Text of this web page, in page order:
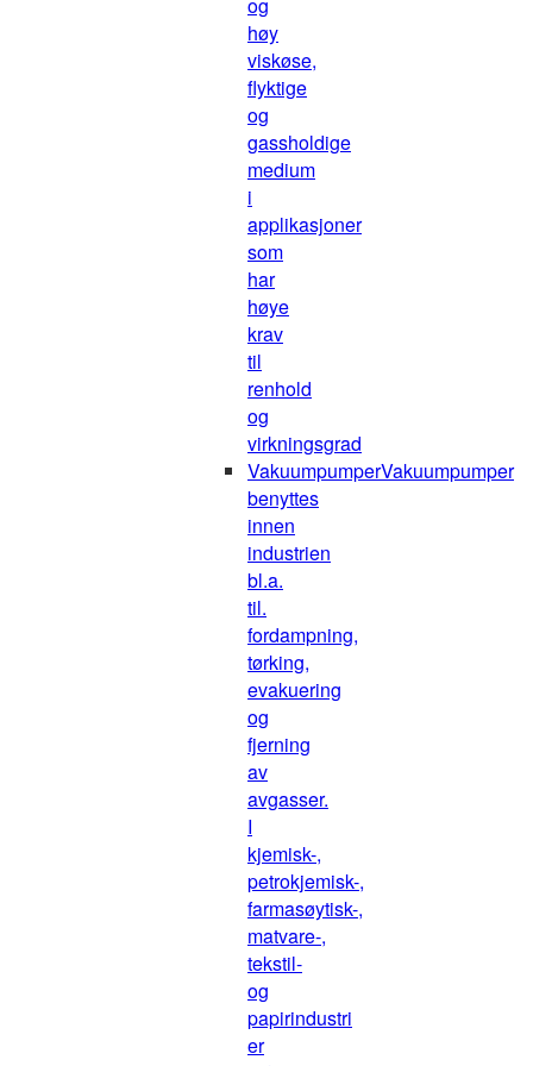
høy
viskøse,
flyktige
og
gassholdige
medium
i
applikasjoner
som
har
høye
krav
til
renhold
og
virkningsgrad
VakuumpumperVakuumpumper
benyttes
innen
industrien
bl.a.
til.
fordampning,
tørking,
evakuering
og
fjerning
av
avgasser.
I
kjemisk-,
petrokjemisk-,
farmasøytisk-,
matvare-,
tekstil-
og
papirindustri
er